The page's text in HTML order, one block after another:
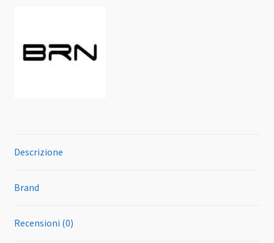
Descrizione
Brand
Recensioni (0)